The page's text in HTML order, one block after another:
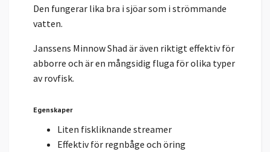
Den fungerar lika bra i sjöar som i strömmande
vatten.
Janssens Minnow Shad är även riktigt effektiv för
abborre och är en mångsidig fluga för olika typer
av rovfisk.
Egenskaper
Liten fiskliknande streamer
Effektiv för regnbåge och öring